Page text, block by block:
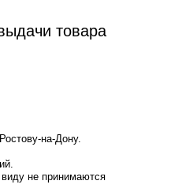
товара
на-Дону.
не принимаются